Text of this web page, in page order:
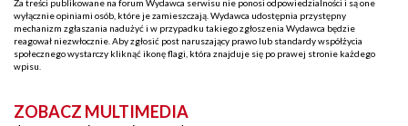
Za treści publikowane na forum Wydawca serwisu nie ponosi odpowiedzialności i są one
wyłącznie opiniami osób, które je zamieszczają. Wydawca udostępnia przystępny
mechanizm zgłaszania nadużyć i w przypadku takiego zgłoszenia Wydawca będzie
reagował niezwłocznie. Aby zgłosić post naruszający prawo lub standardy współżycia
społecznego wystarczy kliknąć ikonę flagi, która znajduje się po prawej stronie każdego
wpisu.
ZOBACZ MULTIMEDIA